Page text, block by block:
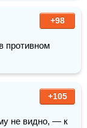
+98
противном
+105
не видно, — к